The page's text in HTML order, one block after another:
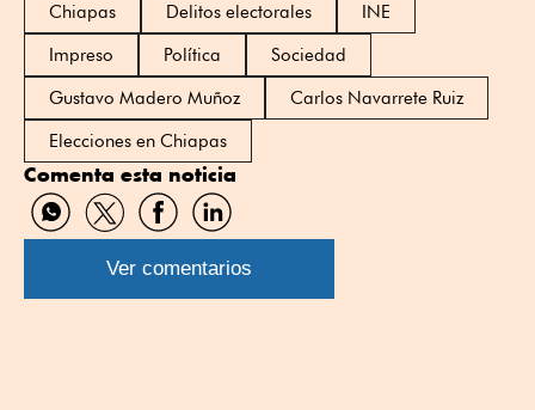
Chiapas Delitos electorales
INE
Impreso
Política
Sociedad
Gustavo Madero Muñoz
Carlos Navarrete Ruiz
Elecciones en Chiapas
Comenta esta noticia
Compartir
por
WhatsApp
Compartir
por
Twitter
Compartir
por
Facebook
Compartir
por
Linkedin
Ver comentarios